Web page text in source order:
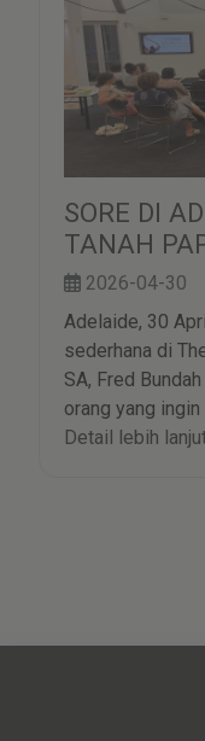
SORE DI
TANAH
2026-04-30
Adelaide, 30
sederhana di
SA, Fred
orang yang
Detail lebih